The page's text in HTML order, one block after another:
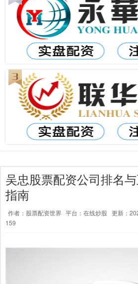
吴忠股票配资公司排名
指南
作者：股票配资世界 平台：在线炒股 更新：
159